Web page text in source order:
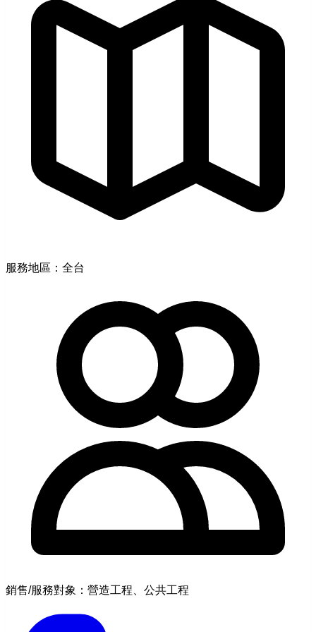
服務地區：全台
銷售/服務對象：營造工程、公共工程